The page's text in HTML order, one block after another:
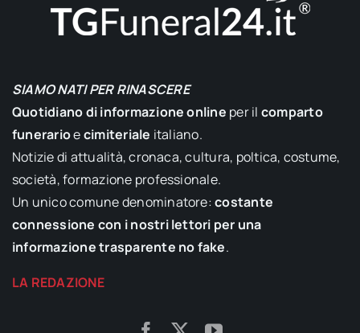
SIAMO NATI PER RINASCERE
Quotidiano di informazione online per il comparto
funerarioecimiteriale italiano.
Notizie di attualità, cronaca, cultura, poltica, costume,
società, formazione professionale.
Un unico comune denominatore:costante
connessione con i nostri lettori per una
informazione trasparente no fake.
LA REDAZIONE